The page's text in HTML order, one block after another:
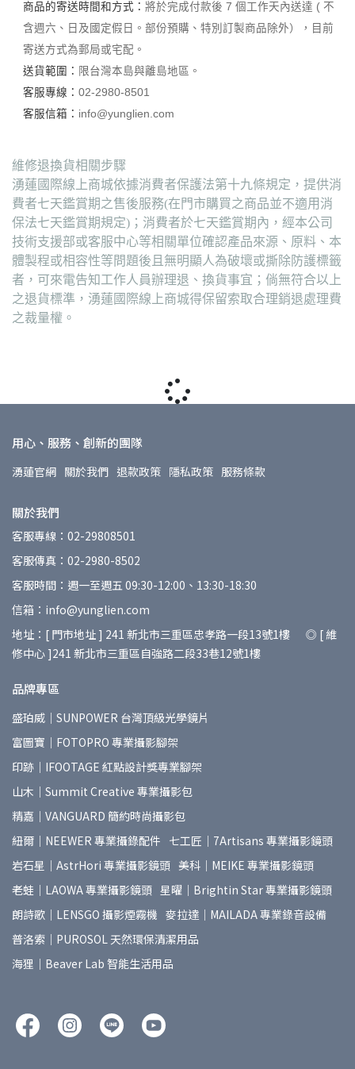
商品的寄送時間和方式： 將於完成付款後 7 個工作天內送達 ( 不
含週六、日及國定假日。部份預購、特別訂製商品除外），目前
寄送方式為郵局或宅配。
送貨範圍： 限台灣本島與離島地區。
客服專線： 02-2980-8501
客服信箱： info@yunglien.com
維修退換貨相關步驟
湧蓮國際線上商城依據消費者保護法第十九條規定，提供消
費者七天鑑賞期之售後服務(在門市購買之商品並不適用消
保法七天鑑賞期規定)；消費者於七天鑑賞期內，經本公司
技術支援部或客服中心等相關單位確認產品來源、原料、本
體製程或相容性等問題後且無明顯人為破壞或撕除防護標籤
者，可來電告知工作人員辦理退、換貨事宜；倘無符合以上
之退貨標準，湧蓮國際線上商城得保留索取合理銷退處理費
之裁量權。
用心、服務、創新的團隊
湧蓮官網 關於我們 退款政策 隱私政策 服務條款
關於我們
客服專線：02-29808501
客服傳真：02-2980-8502
客服時間：週一至週五 09:30-12:00、13:30-18:30
信箱：info@yunglien.com
地址：[ 門市地址 ] 241 新北市三重區忠孝路一段13號1樓 ◎ [ 維
修中心 ]241 新北市三重區自強路二段33巷12號1樓
品牌專區
盛珀威｜SUNPOWER 台灣頂級光學鏡片
富圖寶｜FOTOPRO 專業攝影腳架
印跡｜IFOOTAGE 紅點設計獎專業腳架
山木｜Summit Creative 專業攝影包
精嘉｜VANGUARD 簡約時尚攝影包
紐爾｜NEEWER 專業攝錄配件 七工匠｜7Artisans 專業攝影鏡頭
岩石星｜AstrHori 專業攝影鏡頭 美科｜MEIKE 專業攝影鏡頭
老蛙｜LAOWA 專業攝影鏡頭 星曜｜Brightin Star 專業攝影鏡頭
朗詩歌｜LENSGO 攝影煙霧機 麥拉達｜MAILADA 專業錄音設備
普洛索｜PUROSOL 天然環保清潔用品
海狸｜Beaver Lab 智能生活用品